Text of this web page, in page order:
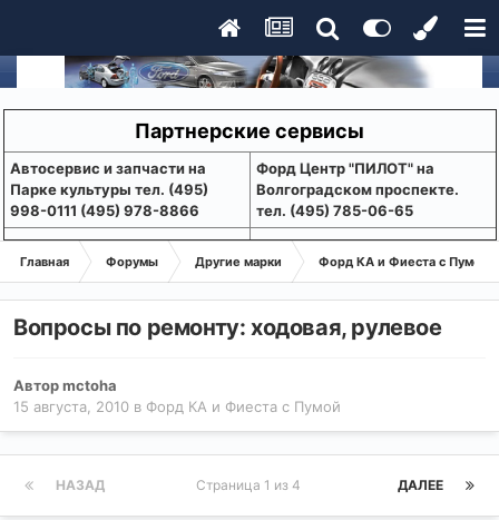
Партнерские сервисы
Aвтосервис и запчасти на
Парке культуры тел. (495)
998-0111 (495) 978-8866
Форд Центр "ПИЛОТ" на
Волгоградском проспекте.
тел. (495) 785-06-65
Главная Форумы Другие марки Форд КА и Фиеста с Пумой
Вопросы по ремонту: ходовая, рулевое
Авторmctoha
15 августа, 2010 в Форд КА и Фиеста с Пумой
НАЗАД ДАЛЕЕ
Страница 1 из 4